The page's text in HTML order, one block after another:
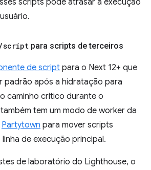
/script para scripts de terceiros
de script para o Next 12+ que
padrão após a hidratação para
caminho crítico durante o
tem um modo de worker da
Partytown para mover scripts
de execução principal.
de laboratório do Lighthouse, o